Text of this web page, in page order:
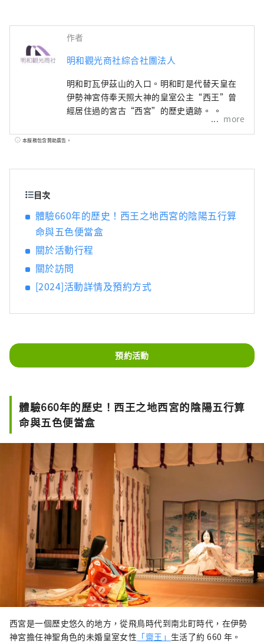
作者
明和觀光商社綜合社團法人
明和町瓦伊茲山的入口。明和町是代替天皇在
伊勢神宮侍奉天照大神的皇室公主“西王”曾
經居住過的宮古“西宮”的歷史遺跡。 。
more
本服務包含贊助廣告。
目次
體驗660年的歷史！西王之地西宮的陰陽五行算
命與五色便當盒
關於活動行程
關於訪問
[2024]活動詳情及預約方式
預約活動
體驗660年的歷史！西王之地西宮的陰陽五行算
命與五色便當盒
西宮是一個歷史悠久的地方，從飛鳥時代到南北町時代，在伊勢
神宮擔任神聖角色的未婚皇室女性 「齋王」 生活了約 660 年。